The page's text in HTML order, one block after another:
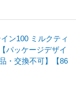
ン100 ミルクティ
パッケージデザイ
・交換不可】【86